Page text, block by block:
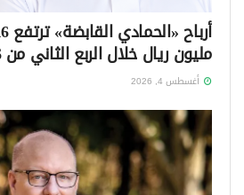
مليون ريال خلال الربع الثاني من 2026
أغسطس 4, 2026